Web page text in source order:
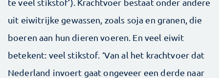
te veel stikstof’). Krachtvoer bestaat onder andere
uit eiwitrijke gewassen, zoals soja en granen, die
boeren aan hun dieren voeren. En veel eiwit
betekent: veel stikstof. ‘Van al het krachtvoer dat
Nederland invoert gaat ongeveer een derde naar